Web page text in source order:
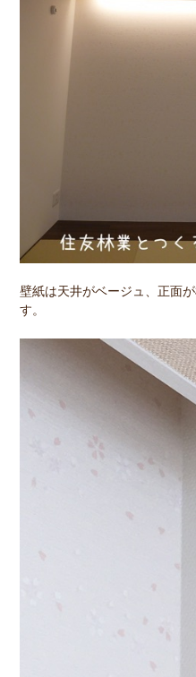
壁紙は天井がベージュ、正面
す。